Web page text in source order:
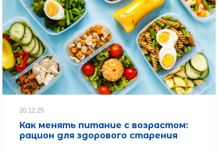
20.12.25
Как менять питание с возрастом:
рацион для здорового старения